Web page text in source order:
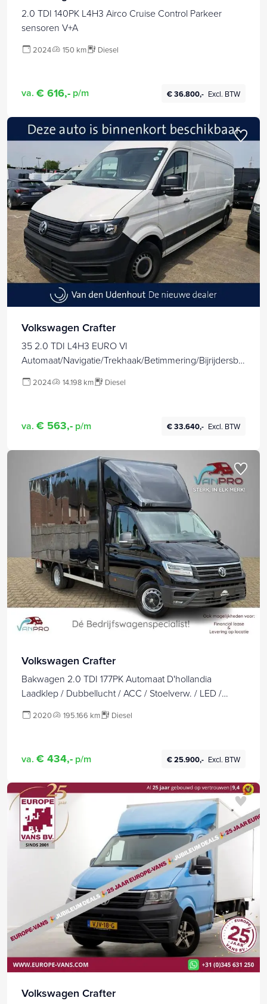
2.0 TDI 140PK L4H3 Airco Cruise Control Parkeer
sensoren V+A
2024 150 km Diesel
va. € 616,- p/m € 36.800,- Excl. BTW
Volkswagen Crafter
35 2.0 TDI L4H3 EURO VI
Automaat/Navigatie/Trekhaak/Betimmering/Bijrijdersba
2024 14.198 km Diesel
va. € 563,- p/m € 33.640,- Excl. BTW
Volkswagen Crafter
Bakwagen 2.0 TDI 177PK Automaat D'hollandia
Laadklep / Dubbellucht / ACC / Stoelverw. / LED /
2020 195.166 km Diesel
va. € 434,- p/m € 25.900,- Excl. BTW
Volkswagen Crafter